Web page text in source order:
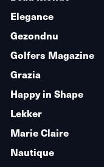
Elegance
Gezondnu
Golfers Magazine
Grazia
Happy in Shape
Lekker
Marie Claire
Nautique